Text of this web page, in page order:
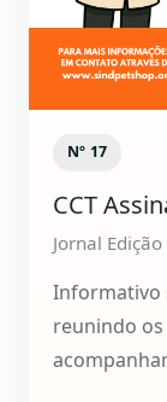
Nº 17
CCT
Jornal Edição
Informativo
reunindo